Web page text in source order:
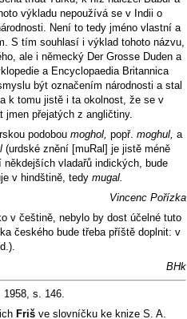
výkladu nepoužívá se v Indii o
Není to tedy jméno vlastní a
S tím souhlasí i výklad tohoto názvu,
ale i německý Der Grosse Duden a
a Encyclopaedia Britannica
být označením národnosti a stal
k tomu jistě i ta okolnost, že se v
jmen přejatých z angličtiny.
podobou moghol, popř. moghul, a
(urdské znění [muRal] je jistě méně
vladařů indických, bude
v hindštině, tedy mugal.
Vincenc Pořízka
v češtině, nebylo by dost účelné tuto
českého bude třeba příště doplnit: v
BHk
1958, s. 146.
Friš ve slovníčku ke knize S. A.